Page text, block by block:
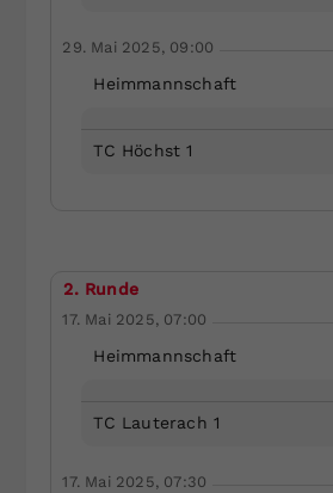
29. Mai 2025, 09:00
Heimmannschaft
TC Höchst 1
2. Runde
17. Mai 2025, 07:00
Heimmannschaft
TC Lauterach 1
17. Mai 2025, 07:30